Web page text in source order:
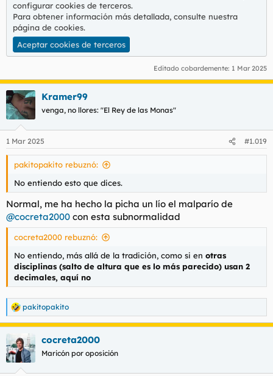
configurar cookies de terceros.
Para obtener información más detallada, consulte nuestra
página de cookies.
Aceptar cookies de terceros
Editado cobardemente: 1 Mar 2025
Kramer99
venga, no llores: "El Rey de las Monas"
1 Mar 2025 #1.019
pakitopakito rebuznó:
No entiendo esto que dices.
Normal, me ha hecho la picha un lío el malparío de
@cocreta2000 con esta subnormalidad
cocreta2000 rebuznó:
No entiendo, más allá de la tradición, como si en otras
disciplinas (salto de altura que es lo más parecido) usan 2
decimales, aquí no
R
e
a
c
c
i
pakitopakito
cocreta2000
Maricón por oposición